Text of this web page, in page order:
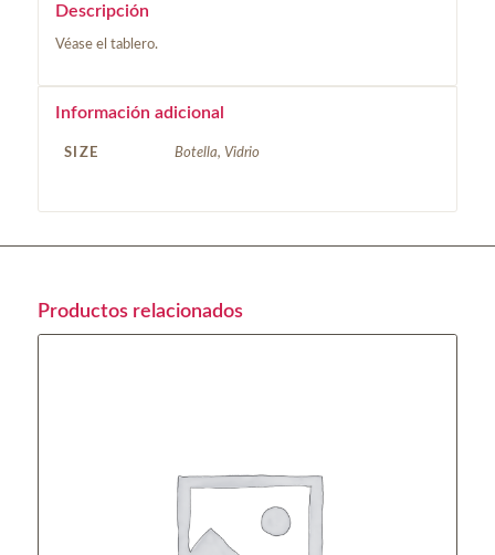
Descripción
Véase el tablero.
Información adicional
SIZE Botella, Vidrio
Productos relacionados